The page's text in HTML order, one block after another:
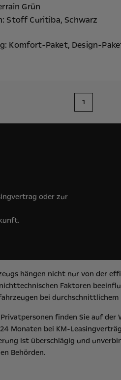
Grün
Stoff Curitiba, Schwarz
Komfort-Paket, Design-
1
oder zur
hängen nicht nur von der
Faktoren
bei
finden Sie auf der
Monaten bei KM-
ist überschlägig und
Behörden.